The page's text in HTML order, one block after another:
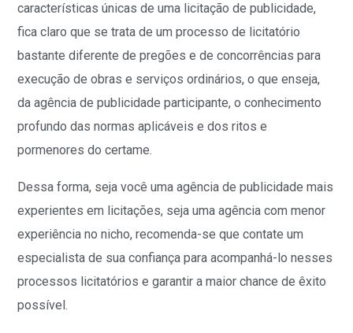
características únicas de uma licitação de publicidade,
fica claro que se trata de um processo de licitatório
bastante diferente de pregões e de concorrências para
execução de obras e serviços ordinários, o que enseja,
da agência de publicidade participante, o conhecimento
profundo das normas aplicáveis e dos ritos e
pormenores do certame.
Dessa forma, seja você uma agência de publicidade mais
experientes em licitações, seja uma agência com menor
experiência no nicho, recomenda-se que contate um
especialista de sua confiança para acompanhá-lo nesses
processos licitatórios e garantir a maior chance de êxito
possível.